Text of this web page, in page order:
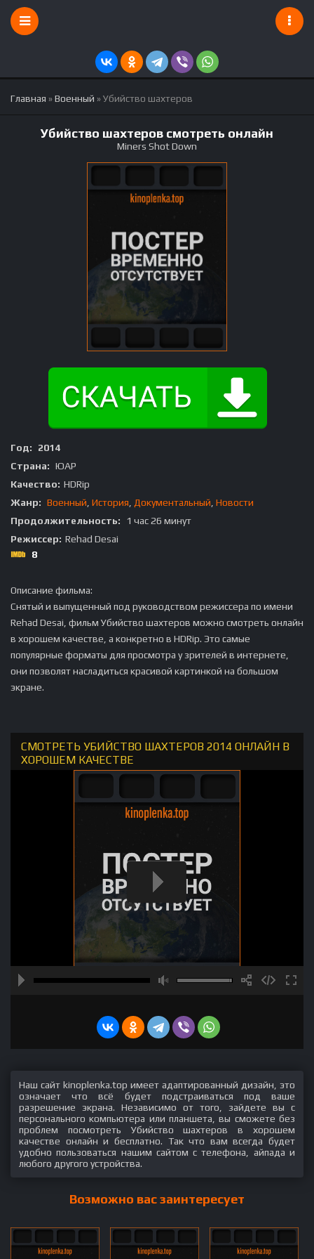
Главная »Военный » Убийство шахтеров
Убийство шахтеров смотреть онлайн
Miners Shot Down
Год:
2014
Страна: ЮАР
Качество: HDRip
Жанр: Военный История Документальный Новости
Продолжительность:
1 час 26 минут
Режиссер: Rehad Desai
8
Описание фильма:
Снятый и выпущенный под руководством режиссера по имени
Rehad Desai, фильм Убийство шахтеров можно смотреть онлайн
в хорошем качестве, а конкретно в HDRip. Это самые
популярные форматы для просмотра у зрителей в интернете,
они позволят насладиться красивой картинкой на большом
экране.
СМОТРЕТЬ УБИЙСТВО ШАХТЕРОВ 2014 ОНЛАЙН В
ХОРОШЕМ КАЧЕСТВЕ
Наш сайт kinoplenka.top имеет адаптированный дизайн, это
означает что всё будет подстраиваться под ваше
разрешение экрана. Независимо от того, зайдете вы с
персонального компьютера или планшета, вы сможете без
проблем посмотреть Убийство шахтеров в хорошем
качестве онлайн и бесплатно. Так что вам всегда будет
удобно пользоваться нашим сайтом с телефона, айпада и
любого другого устройства.
Возможно вас заинтересует